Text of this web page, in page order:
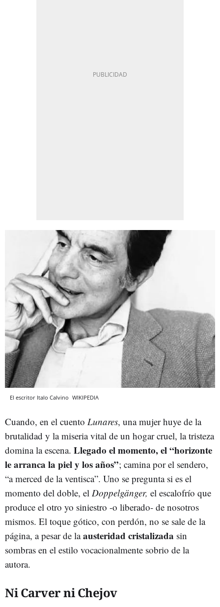
El escritor Italo Calvino WIKIPEDIA
Cuando, en el cuento Lunares, una mujer huye de la
brutalidad y la miseria vital de un hogar cruel, la tristeza
domina la escena. Llegado el momento, el “horizonte
le arranca la piel y los años”; camina por el sendero,
“a merced de la ventisca”. Uno se pregunta si es el
momento del doble, el Doppelgänger, el escalofrío que
produce el otro yo siniestro -o liberado- de nosotros
mismos. El toque gótico, con perdón, no se sale de la
página, a pesar de laausteridad cristalizada sin
sombras en el estilo vocacionalmente sobrio de la
autora.
Ni Carver ni Chejov